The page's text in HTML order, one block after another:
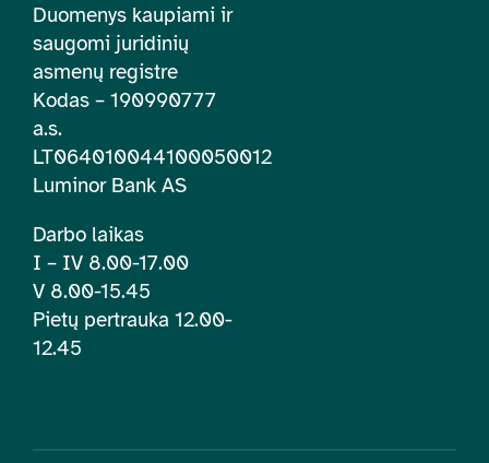
Duomenys kaupiami ir
saugomi juridinių
asmenų registre
Kodas – 190990777
a.s.
LT064010044100050012
Luminor Bank AS
Darbo laikas
I – IV 8.00-17.00
V 8.00-15.45
Pietų pertrauka 12.00-
12.45